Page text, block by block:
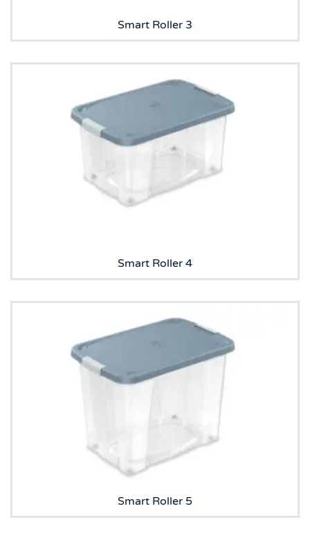
Smart Roller 3
Smart Roller 4
Smart Roller 5